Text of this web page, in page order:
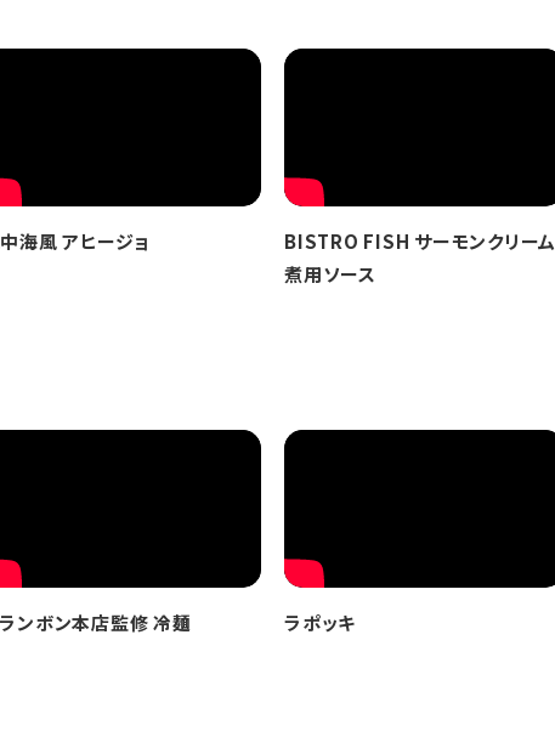
海風 アヒージョ
BISTRO FISH サーモンクリーム
煮用ソース
ンボン本店監修 冷麺 ラポッキ